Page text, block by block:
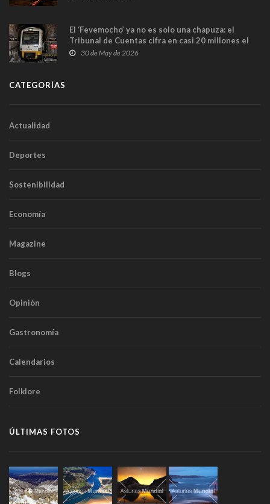
El ‘Fevemocho’ ya no es solo una chapuza: el
Tribunal de Cuentas cifra en casi 20 millones el
sobrecoste de los trenes que no cabían por los
30 de May de 2026
CATEGORÍAS
Actualidad
Deportes
Sostenibilidad
Economía
Magazine
Blogs
Opinión
Gastronomía
Calendarios
Folklore
ÚLTIMAS FOTOS